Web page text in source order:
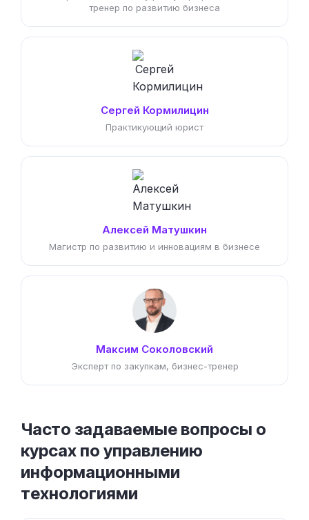
тренер по развитию бизнеса
Сергей Кормилицин
Практикующий юрист
Алексей Матушкин
Магистр по развитию и инновациям в бизнесе
Максим Соколовский
Эксперт по закупкам, бизнес-тренер
Часто задаваемые вопросы о
курсах по управлению
информационными
технологиями